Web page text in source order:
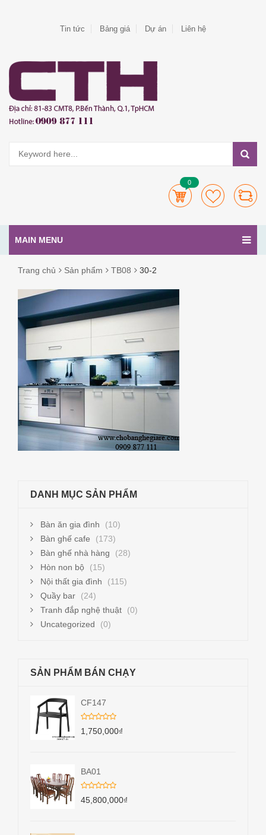
Tin tức Bảng giá Dự án Liên hệ
0
MAIN MENU
Trang chủ Sản phẩm TB08 30-2
30-
2
DANH MỤC SẢN PHẨM
Bàn ăn gia đình
(10)
Bàn ghế cafe
(173)
Bàn ghế nhà hàng
(28)
Hòn non bộ
(15)
Nội thất gia đình
(115)
Quầy bar
(24)
Tranh đắp nghệ thuật
(0)
Uncategorized
(0)
SẢN PHẨM BÁN CHẠY
CF147
1,750,000₫
BA01
45,800,000₫